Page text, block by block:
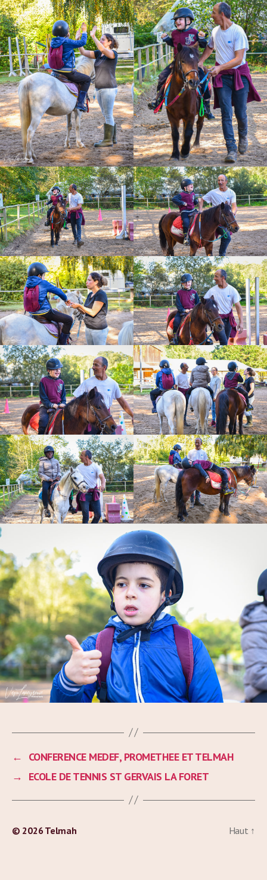
←
CONFERENCE MEDEF, PROMETHEE ET TELMAH
→
ECOLE DE TENNIS ST GERVAIS LA FORET
© 2026 Telmah Haut ↑